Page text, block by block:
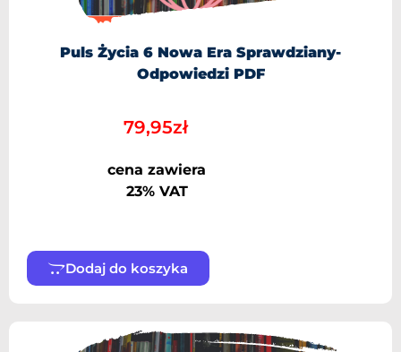
Puls Życia 6 Nowa Era Sprawdziany-
Odpowiedzi PDF
79,95zł
cena zawiera
23% VAT
Dodaj do koszyka